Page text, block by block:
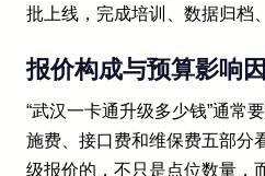
批上线，完成培训、数据归档
报价构成与预算影响
“武汉一卡通升级多少钱”通常
施费、接口费和维保费五部分
级报价的，不只是点位数量，